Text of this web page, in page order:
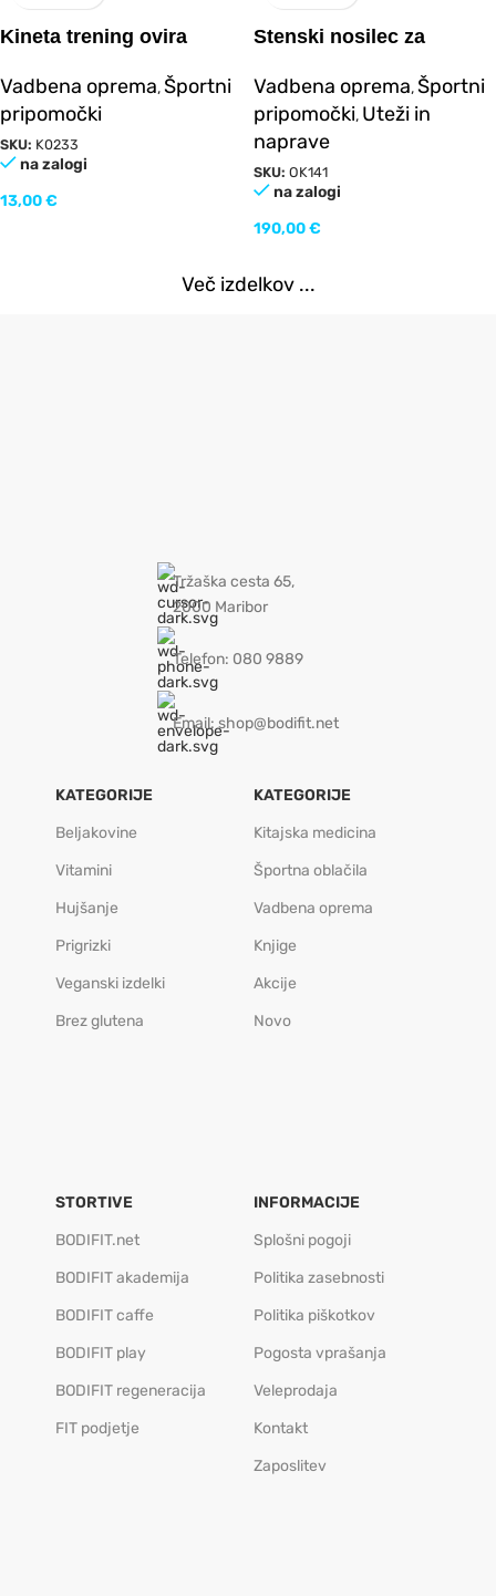
Kineta trening ovira
Vadbena oprema,Športni
pripomočki
SKU: K0233
na zalogi
13,00€
Stenski nosilec za
mest)
Vadbena oprema,Športni
pripomočki, Uteži in
naprave
SKU: OK141
na zalogi
190,00€
Več izdelkov ...
Tržaška cesta 65,
2000 Maribor
Telefon: 080 9889
Email: shop@bodifit.net
KATEGORIJE
Beljakovine
Vitamini
Hujšanje
Prigrizki
Veganski izdelki
Brez glutena
KATEGORIJE
Kitajska medicina
Športna oblačila
Vadbena oprema
Knjige
Akcije
Novo
STORTIVE
BODIFIT.net
BODIFIT akademija
BODIFIT caffe
BODIFIT play
BODIFIT regeneracija
FIT podjetje
INFORMACIJE
Splošni pogoji
Politika zasebnosti
Politika piškotkov
Pogosta vprašanja
Veleprodaja
Kontakt
Zaposlitev